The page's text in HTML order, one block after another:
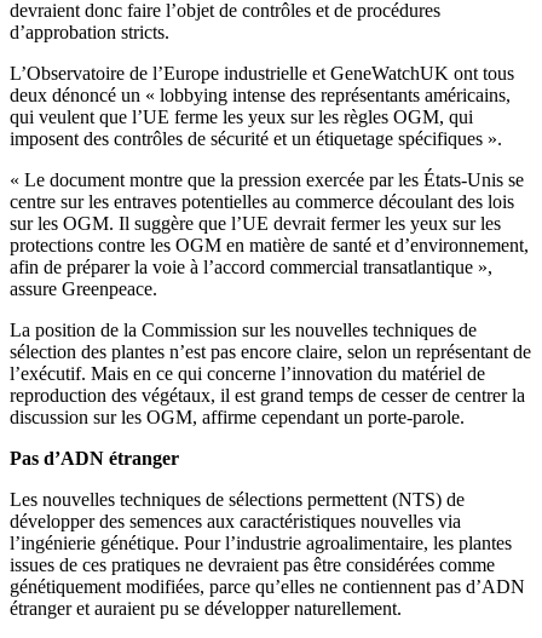
devraient donc faire l’objet de contrôles et de procédures
d’approbation stricts.
L’Observatoire de l’Europe industrielle et GeneWatchUK ont tous
deux dénoncé un « lobbying intense des représentants américains,
qui veulent que l’UE ferme les yeux sur les règles OGM, qui
imposent des contrôles de sécurité et un étiquetage spécifiques ».
« Le document montre que la pression exercée par les États-Unis se
centre sur les entraves potentielles au commerce découlant des lois
sur les OGM. Il suggère que l’UE devrait fermer les yeux sur les
protections contre les OGM en matière de santé et d’environnement,
afin de préparer la voie à l’accord commercial transatlantique »,
assure Greenpeace.
La position de la Commission sur les nouvelles techniques de
sélection des plantes n’est pas encore claire, selon un représentant de
l’exécutif. Mais en ce qui concerne l’innovation du matériel de
reproduction des végétaux, il est grand temps de cesser de centrer la
discussion sur les OGM, affirme cependant un porte-parole.
Pas d’ADN étranger
Les nouvelles techniques de sélections permettent (NTS) de
développer des semences aux caractéristiques nouvelles via
l’ingénierie génétique. Pour l’industrie agroalimentaire, les plantes
issues de ces pratiques ne devraient pas être considérées comme
génétiquement modifiées, parce qu’elles ne contiennent pas d’ADN
étranger et auraient pu se développer naturellement.